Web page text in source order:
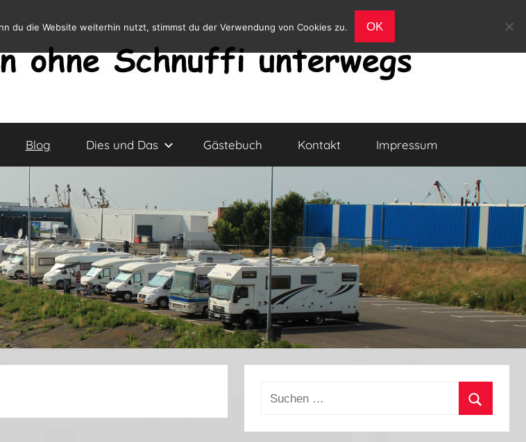
Blog Dies und Das Gästebuch Kontakt Impressum
Suchen
du die Website weiterhin nutzt, stimmst du der Verwendung von Cookies zu. OK